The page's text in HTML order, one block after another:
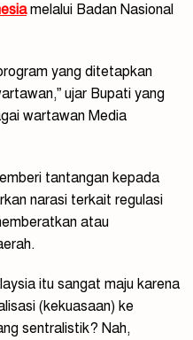
melalui Badan Nasional
yang ditetapkan
ujar Bupati yang
wartawan Media
tantangan kepada
narasi terkait regulasi
atau
itu sangat maju karena
(kekuasaan) ke
sentralistik? Nah,